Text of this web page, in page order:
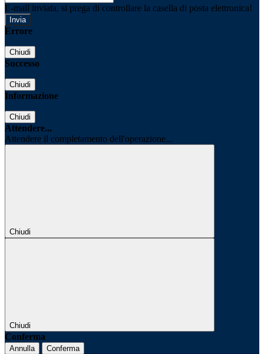
E-mail inviata, si prega di controllare la casella di posta elettronica!
Errore
Chiudi
Successo
Chiudi
Informazione
Chiudi
Attendere...
Attendere il completamento dell'operazione...
Chiudi
Chiudi
Conferma
Annulla Conferma